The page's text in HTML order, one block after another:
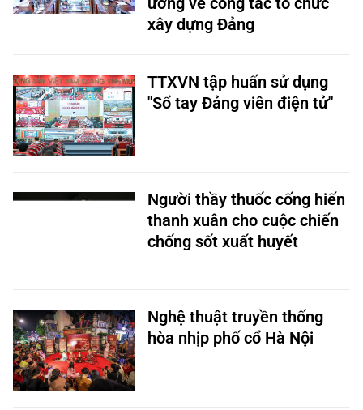
xây dựng Đảng
TTXVN tập huấn sử dụng
"Sổ tay Đảng viên điện tử"
Người thầy thuốc cống hiến
thanh xuân cho cuộc chiến
chống sốt xuất huyết
Nghệ thuật truyền thống
hòa nhịp phố cổ Hà Nội